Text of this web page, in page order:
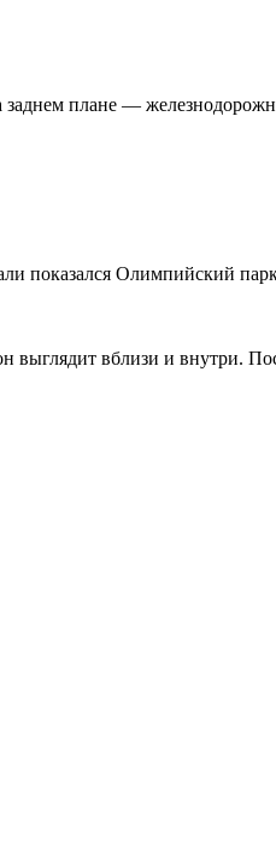
заднем плане —
показался Олимпийский
вблизи и внутри.